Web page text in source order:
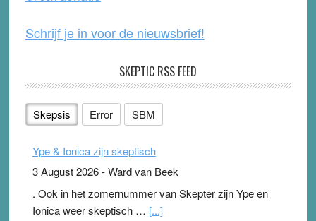
Schrijf je in voor de nieuwsbrief!
SKEPTIC RSS FEED
Skepsis Error SBM
Ype & Ionica zijn skeptisch
3 August 2026-Ward van Beek
. Ook in het zomernummer van Skepter zijn Ype en
Ionica weer skeptisch … [...]